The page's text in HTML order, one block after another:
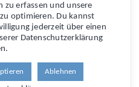
zu erfassen und unsere
optimieren. Du kannst
jederzeit über einen
Datenschutzerklärung
Ablehnen